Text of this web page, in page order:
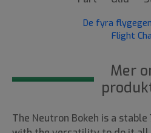
De fyra
Flight
Mer
The Neutron Bokeh is a